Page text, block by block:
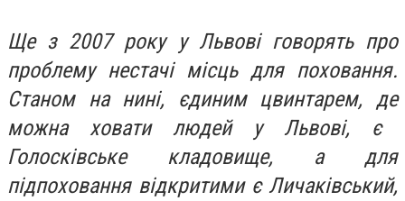
Ще з 2007 року у Львові говорять про
проблему нестачі місць для поховання.
Станом на нині, єдиним цвинтарем, де
можна ховати людей у Львові, є
Голосківське кладовище, адля
підпоховання відкритими є Личаківський,